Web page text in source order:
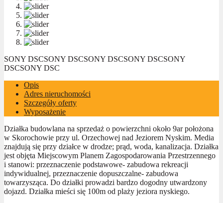
SONY DSCSONY DSCSONY DSCSONY DSCSONY
DSCSONY DSC
Opis
Adres nieruchomości
Szczegóły oferty
Wyposażenie
Działka budowlana na sprzedaż o powierzchni około 9ar położona
w Skorochowie przy ul. Orzechowej nad Jeziorem Nyskim. Media
znajdują się przy działce w drodze; prąd, woda, kanalizacja. Działka
jest objęta Miejscowym Planem Zagospodarowania Przestrzennego
i stanowi: przeznaczenie podstawowe- zabudowa rekreacji
indywidualnej, przeznaczenie dopuszczalne- zabudowa
towarzysząca. Do działki prowadzi bardzo dogodny utwardzony
dojazd. Działka mieści się 100m od plaży jeziora nyskiego.